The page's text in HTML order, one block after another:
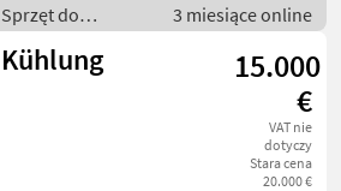
Sprzęt do
sprzedaży
pośredniej / Inny
3 miesiące online
Kühlung
15.000
€
VAT nie
dotyczy
Stara cena
20.000 €